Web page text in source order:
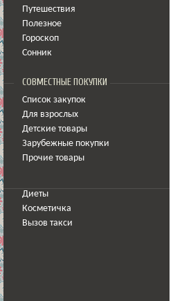
Путешествия
Полезное
Гороскоп
Сонник
СОВМЕСТНЫЕ ПОКУПКИ
Список закупок
Для взрослых
Детские товары
Зарубежные покупки
Прочие товары
Диеты
Косметичка
Вызов такси